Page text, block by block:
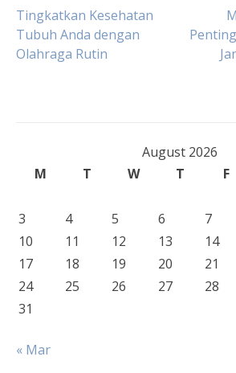
Post
navigation
Tingkatkan Kesehatan
Tubuh Anda dengan
Olahraga Rutin
August 2026
M
T W T F
3
4 5 6 7
10
11 12 13 14
17
18 19 20 21
24
25 26 27 28
31
« Mar